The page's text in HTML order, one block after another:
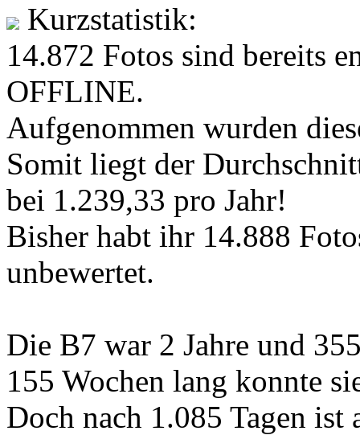
Kurzstatistik:
14.872 Fotos sind bereits
OFFLINE.
Aufgenommen wurden
Somit liegt der
bei 1.239,33 pro Jahr!
Bisher habt ihr 14.888
unbewertet.
Die B7 war 2 Jahre und
155 Wochen lang konnte
Doch nach 1.085 Tagen